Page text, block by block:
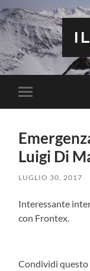
Attiva/disattiva
il
dispositivi
mobili
Luigi Di
LUGLIO 30, 2017
Interessante
con Frontex.
Condividi